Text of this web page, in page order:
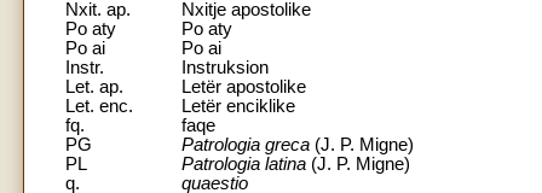
Nxit. ap.
Nxitje apostolike
Po aty
Po aty
Po ai
Po ai
Instr.
Instruksion
Let. ap.
Letër apostolike
Let. enc.
Letër enciklike
fq.
faqe
PG
Patrologia greca (J. P. Migne)
PL
Patrologia latina (J. P. Migne)
q.
quaestio